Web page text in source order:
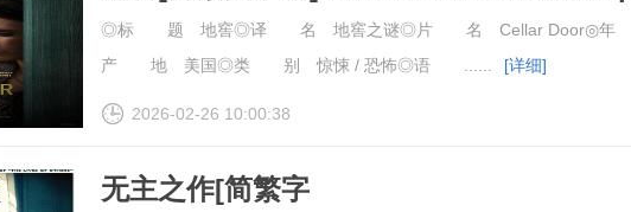
◎标 题 地窖◎译 名 地窖之谜◎片 名 Cellar Door◎
产 地 美国◎类 别 惊悚 / 恐怖◎语 ......
[详细]
2026-02-26 10:00:38
无主之作[简繁字